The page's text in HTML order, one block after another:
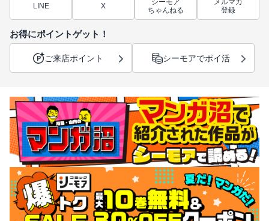
LINE X
シーモア
ちゃんねる
メルマガ
登録
お得にポイントゲット！
ご来店ポイント シーモアでポイ活